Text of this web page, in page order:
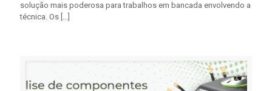
solução mais poderosa para trabalhos em bancada envolvendo a
técnica. Os […]